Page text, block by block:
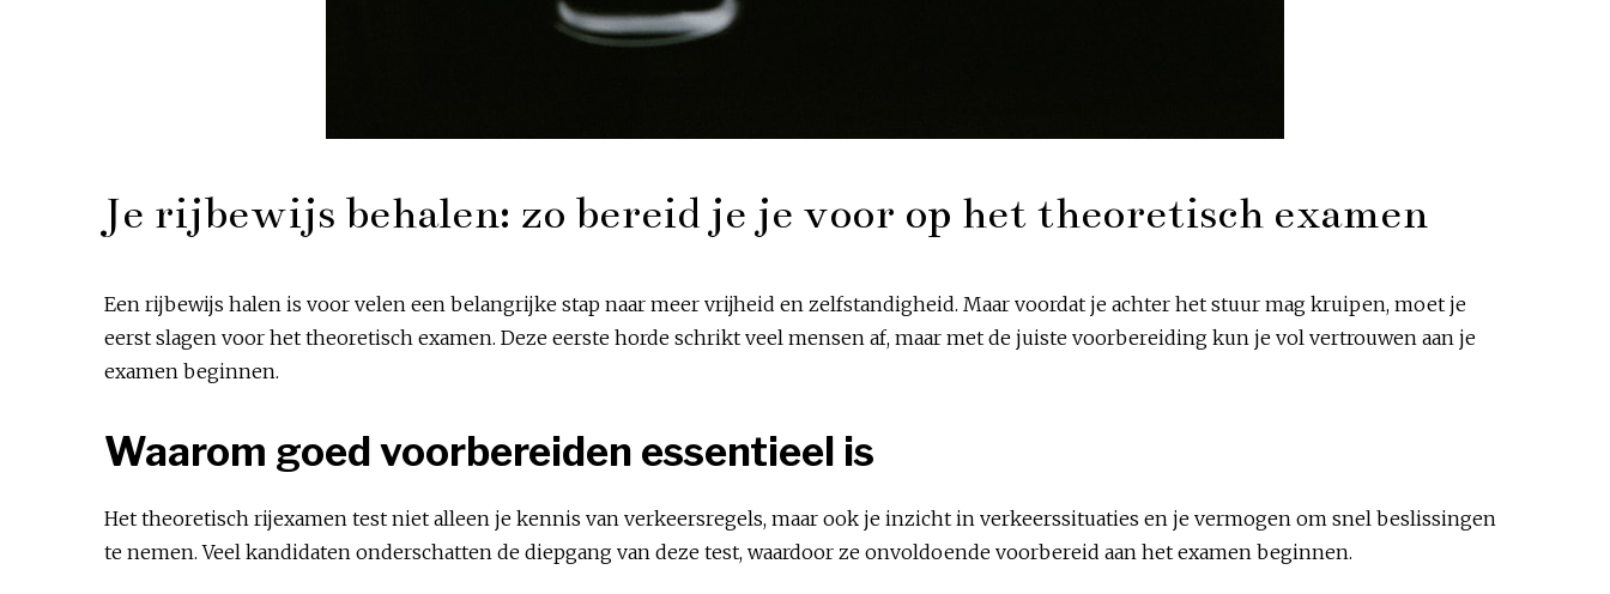
Je rijbewijs behalen: zo bereid je je voor op het theoretisch examen
Een rijbewijs halen is voor velen een belangrijke stap naar meer vrijheid en zelfstandigheid. Maar voordat je achter het stuur mag kruipen, moet je
eerst slagen voor het theoretisch examen. Deze eerste horde schrikt veel mensen af, maar met de juiste voorbereiding kun je vol vertrouwen aan je
examen beginnen.
Waarom goed voorbereiden essentieel is
Het theoretisch rijexamen test niet alleen je kennis van verkeersregels, maar ook je inzicht in verkeerssituaties en je vermogen om snel beslissingen
te nemen. Veel kandidaten onderschatten de diepgang van deze test, waardoor ze onvoldoende voorbereid aan het examen beginnen.